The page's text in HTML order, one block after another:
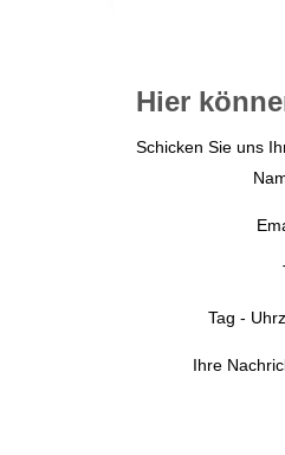
Hier
Schicken Sie uns
Tag -
Ihre